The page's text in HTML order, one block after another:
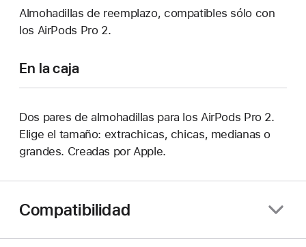
Almohadillas de reemplazo, compatibles sólo con
los AirPods Pro 2.
En la caja
Dos pares de almohadillas para los AirPods Pro 2.
Elige el tamaño: extrachicas, chicas, medianas o
grandes. Creadas por Apple.
Compatibilidad